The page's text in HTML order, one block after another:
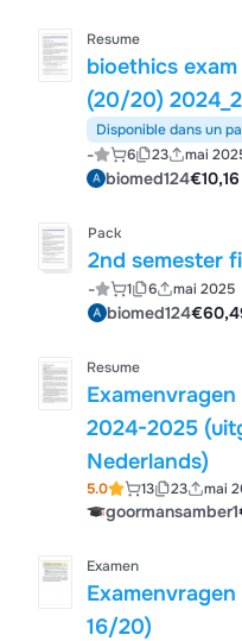
Resume
bioethics
(20/20)
Disponible dans un
- 6 23 mai
biomed124€10,16
Pack
2nd semester
- 1 6 mai 2025
biomed124
Resume
2024-2025
Nederlands)
5.0 13 23 mai
goormansamber1
Examen
16/20)